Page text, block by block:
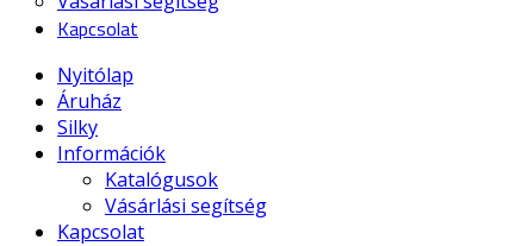
Kapcsolat
Nyitólap
Áruház
Silky
Információk
Katalógusok
Vásárlási segítség
Kapcsolat